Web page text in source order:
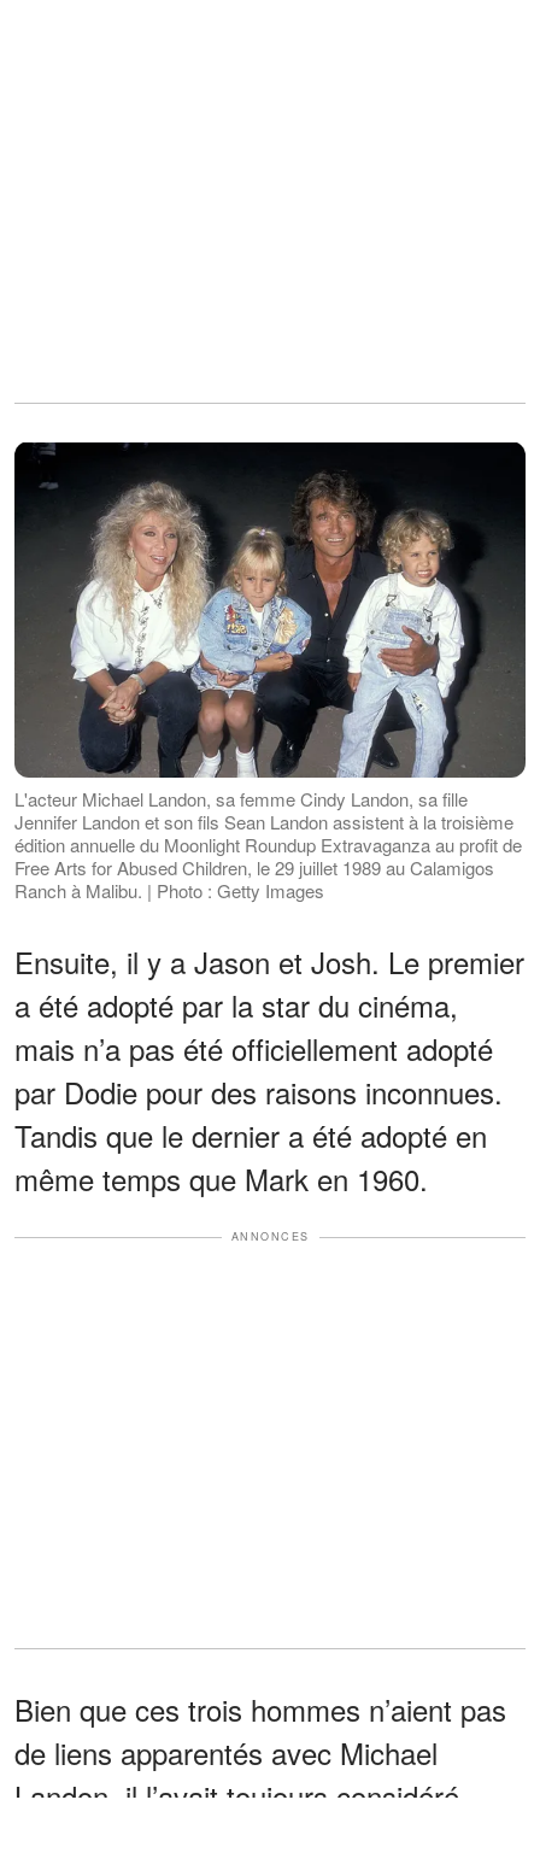
L'acteur Michael Landon, sa femme Cindy Landon, sa fille
Jennifer Landon et son fils Sean Landon assistent à la troisième
édition annuelle du Moonlight Roundup Extravaganza au profit de
Free Arts for Abused Children, le 29 juillet 1989 au Calamigos
Ranch à Malibu. | Photo : Getty Images
Ensuite, il y a Jason et Josh. Le premier
a été adopté par la star du cinéma,
mais n’a pas été officiellement adopté
par Dodie pour des raisons inconnues.
Tandis que le dernier a été adopté en
même temps que Mark en 1960.
ANNONCES
Bien que ces trois hommes n’aient pas
de liens apparentés avec Michael
Landon, il l’avait toujours considéré